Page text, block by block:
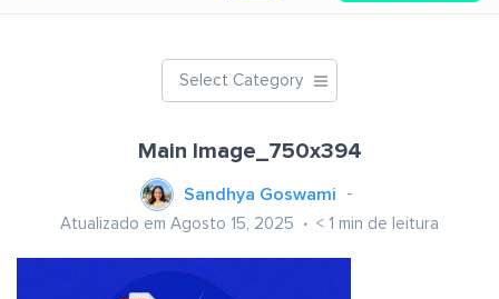
Select Category
Main Image_750x394
Sandhya Goswami
Atualizado em Agosto 15, 2025 < 1 min de leitura